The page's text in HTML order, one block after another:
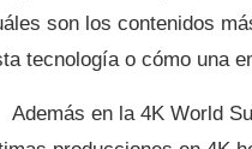
son los contenidos
tecnología o cómo una
Además en la 4K World